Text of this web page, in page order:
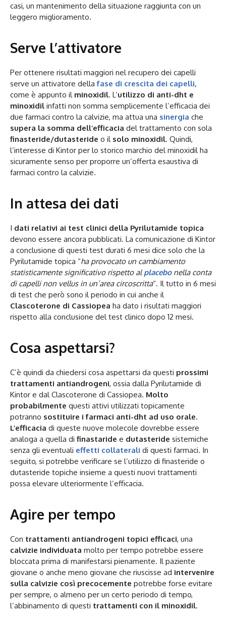
casi, un mantenimento della situazione raggiunta con un
leggero miglioramento.
Serve l’attivatore
Per ottenere risultati maggiori nel recupero dei capelli
serve un attivatore dellafase di crescita dei capelli,
come è appunto il minoxidil. L’utilizzo di anti-dht e
minoxidil infatti non somma semplicemente l’efficacia dei
due farmaci contro la calvizie, ma attua una sinergia che
supera la somma dell’efficacia del trattamento con sola
finasteride/dutasteride o il solo minoxidil. Quindi,
l’interesse di Kintor per lo storico marchio del minoxidil ha
sicuramente senso per proporre un’offerta esaustiva di
farmaci contro la calvizie.
In attesa dei dati
I dati relativi ai test clinici della Pyrilutamide topica
devono essere ancora pubblicati. La comunicazione di Kintor
a conclusione di questi test durati 6 mesi dice solo che la
Pyrilutamide topica “ha provocato un cambiamento
statisticamente significativo rispetto al placebonella conta
di capelli non vellus in un’area circoscritta“. Il tutto in 6 mesi
di test che però sono il periodo in cui anche il
Clascoterone di Cassiopea ha dato i risultati maggiori
rispetto alla conclusione del test clinico dopo 12 mesi.
Cosa aspettarsi?
C’è quindi da chiedersi cosa aspettarsi da questi prossimi
trattamenti antiandrogeni, ossia dalla Pyrilutamide di
Kintor e dal Clascoterone di Cassiopea. Molto
probabilmente questi attivi utilizzati topicamente
potranno sostituire i farmaci anti-dht ad uso orale.
L’efficacia di queste nuove molecole dovrebbe essere
analoga a quella di finastaride e dutasteride sistemiche
senza gli eventuali effetti collaterali di questi farmaci. In
seguito, si potrebbe verificare se l’utilizzo di finasteride o
dutasteride topiche insieme a questi nuovi trattamenti
possa elevare ulteriormente l’efficacia.
Agire per tempo
Con trattamenti antiandrogeni topici efficaci, una
calvizie individuata molto per tempo potrebbe essere
bloccata prima di manifestarsi pienamente. Il paziente
giovane o anche meno giovane che riuscisse ad intervenire
sulla calvizie così precocemente potrebbe forse evitare
per sempre, o almeno per un certo periodo di tempo,
l’abbinamento di questi trattamenti con il minoxidil.